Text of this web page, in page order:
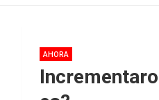
AHORA